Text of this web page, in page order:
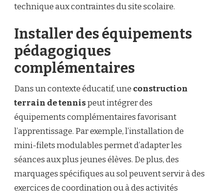
technique aux contraintes du site scolaire.
Installer des équipements
pédagogiques
complémentaires
Dans un contexte éducatif, une construction
terrain de tennispeut intégrer des
équipements complémentaires favorisant
l’apprentissage. Par exemple, l’installation de
mini-filets modulables permet d’adapter les
séances aux plus jeunes élèves. De plus, des
marquages spécifiques au sol peuvent servir à des
exercices de coordination ou à des activités